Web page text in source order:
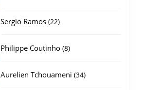
Sergio Ramos 2222
Philippe Coutinho 88
Aurelien Tchouameni 3434